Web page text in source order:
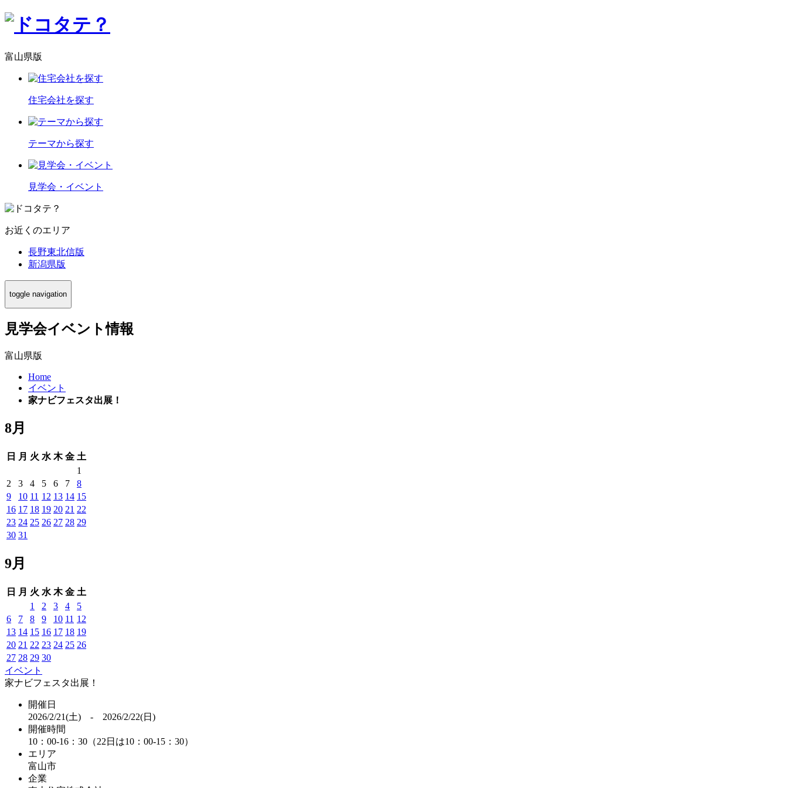
富山県版
住宅会社を探す
テーマから探す
見学会・イベント
お近くのエリア
長野東北信版
新潟県版
toggle navigation
見学会イベント情報
富山県版
Home
イベント
家ナビフェスタ出展！
8月
日 月 火 水 木 金 土
1
2
3 4 5 6 7
8
9
10 11 12 13 14 15
16 17 18 19 20 21 22
23 24 25 26 27 28 29
30 31
9月
日 月 火 水 木 金 土
1
2 3 4
5
6
7 8 9 10 11 12
13 14 15 16 17 18 19
20 21 22 23 24 25 26
27 28 29 30
イベント
家ナビフェスタ出展！
開催日
2026/2/21(土) - 2026/2/22(日)
開催時間
10：00-16：30（22日は10：00-15：30）
エリア
富山市
企業